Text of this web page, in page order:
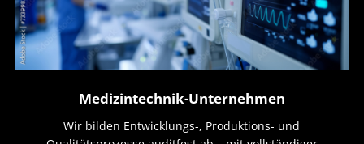
Medizintechnik-Unternehmen
Wir bilden Entwicklungs-, Produktions- und